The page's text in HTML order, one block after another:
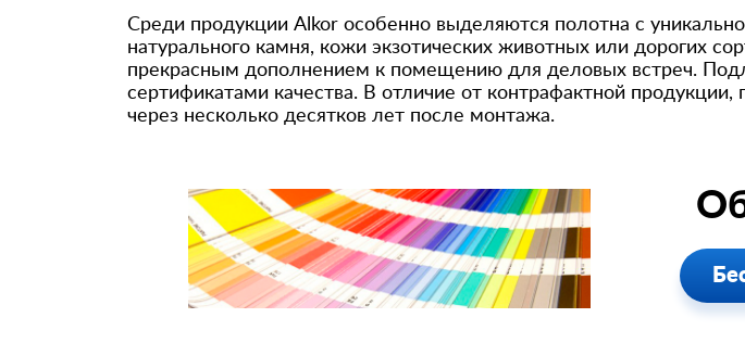
Среди продукции Alkor особенно выделяются полотна с
натурального камня, кожи экзотических животных или дорогих
прекрасным дополнением к помещению для деловых встреч.
сертификатами качества. В отличие от контрафактной
через несколько десятков лет после монтажа.